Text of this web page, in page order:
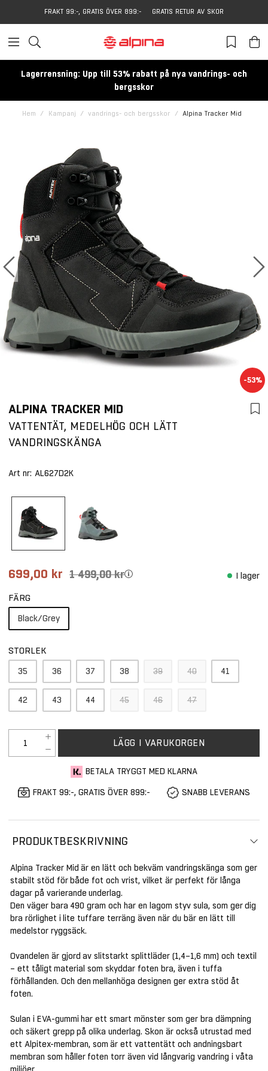
FRAKT 99:-, GRATIS ÖVER 899:- GRATIS RETUR AV SKOR
Lagerrensning: Upp till 53% rabatt på nya vandrings- och
bergsskor
Hem Kampanj vandrings- och bergsskor Alpina Tracker Mid
-53%
ALPINA TRACKER MID
VATTENTÄT, MEDELHÖG OCH LÄTT
VANDRINGSKÄNGA
Art nr: AL627D2K
699,00 kr 1 499,00 kr I lager
FÄRG
Black/Grey
STORLEK
35 36 37 38 39 40 41
42 43 44 45 46 47
LÄGG I VARUKORGEN
BETALA TRYGGT MED KLARNA
FRAKT 99:-, GRATIS ÖVER 899:- SNABB LEVERANS
PRODUKTBESKRIVNING
Alpina Tracker Mid är en lätt och bekväm vandringskänga som ger
stabilt stöd för både fot och vrist, vilket är perfekt för långa
dagar på varierande underlag.
Den väger bara 490 gram och har en lagom styv sula, som ger dig
bra rörlighet i lite tuffare terräng även när du bär en lätt till
medelstor ryggsäck.
Ovandelen är gjord av slitstarkt splittläder (1,4–1,6 mm) och textil
– ett tåligt material som skyddar foten bra, även i tuffa
förhållanden. Och den mellanhöga designen ger extra stöd åt
foten.
Sulan i EVA-gummi har ett smart mönster som ger bra dämpning
och säkert grepp på olika underlag. Skon är också utrustad med
ett Alpitex-membran, som är ett vattentätt och andningsbart
membran som håller foten torr även vid långvarig vandring i våta